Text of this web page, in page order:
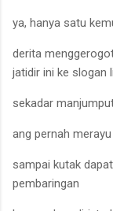
ya, hanya satu
derita
jatidir ini ke slogan
sekadar
ang pernah
sampai kutak
pembaringan